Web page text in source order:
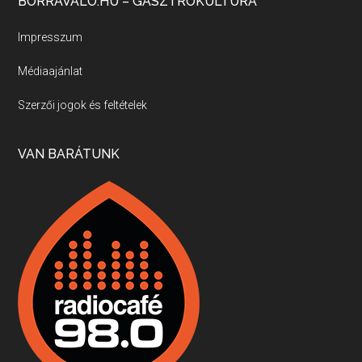
Villány, kékfrankos, Jackfall
Apr 17, 2026 • 00:35:38
Boston, teadélután, bab és homár
Apr 9, 2026 • 00:37:17
Fermentáljunk, a testünk meghálálja!
Apr 3, 2026 • 00:36:07
Impresszum
Médiaajánlat
Szerzői jogok és feltételek
VAN BARÁTUNK